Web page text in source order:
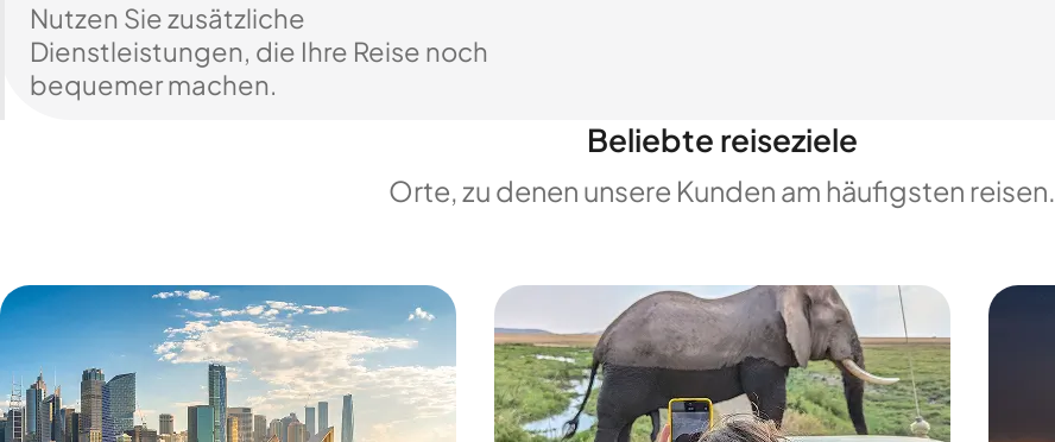
Nutzen Sie zusätzliche
Dienstleistungen, die Ihre Reise noch
bequemer machen.
Beliebte reiseziele
Orte, zu denen unsere Kunden am häufigsten reisen.